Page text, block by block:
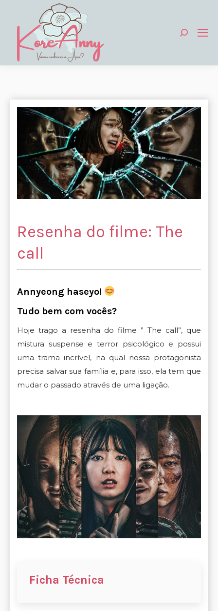
Search:
Resenha do filme: The
call
Annyeong haseyo!
Tudo bem com vocês?
Hoje trago a resenha do filme ” The call”, que
mistura suspense e terror psicológico e possui
uma trama incrível, na qual nossa protagonista
precisa salvar sua família e, para isso, ela tem que
mudar o passado através de uma ligação.
Ficha Técnica